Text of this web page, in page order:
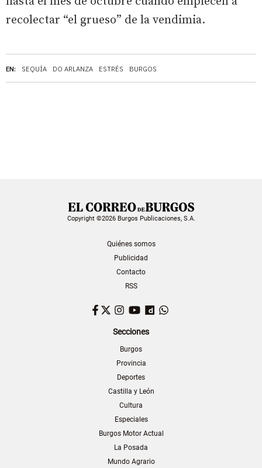
EN: SEQUÍA DO ARLANZA ESTRÉS BURGOS
recolectar “el grueso” de la vendimia.
Copyright ©2026 Burgos Publicaciones, S.A.
Quiénes somos
Publicidad
Contacto
RSS
Facebook
TwitterInstagram
YouTubeDailymotion
Secciones
Burgos
Provincia
Deportes
Castilla y León
Cultura
Especiales
Burgos Motor Actual
La Posada
Mundo Agrario